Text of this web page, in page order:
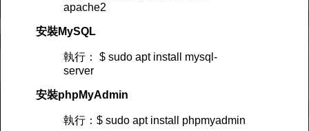
apache2
安裝MySQL
執行： $ sudo apt install mysql-
server
安裝phpMyAdmin
執行：$ sudo apt install phpmyadmin